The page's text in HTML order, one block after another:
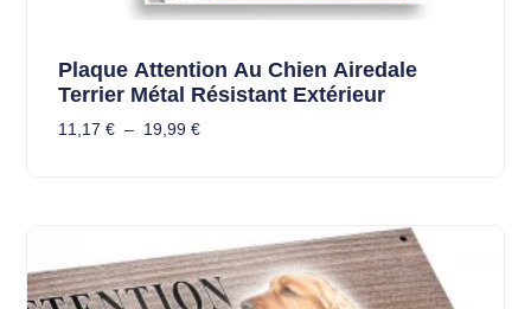
Plaque Attention Au Chien Airedale
Terrier Métal Résistant Extérieur
11,17 € – 19,99 €